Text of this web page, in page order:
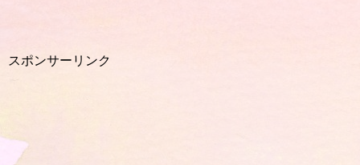
スポンサーリンク